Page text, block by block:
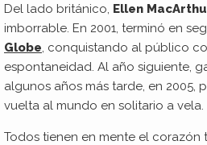
Del lado británico, Ellen
imborrable. En 2001, terminó en
Globe , conquistando al público
espontaneidad. Al año siguiente,
algunos años más tarde, en 2005,
vuelta al mundo en solitario a vela.
Todos tienen en mente el corazón